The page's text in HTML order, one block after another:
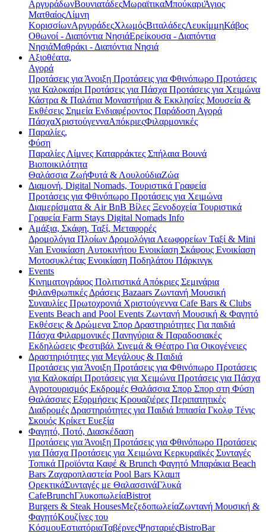
ΑργυράδωνΒουνιατάδεςΜωραϊτικαΜπούκαριΆγιος
ΜατθαίοςΛίμνη
ΚορισσίωνΑργυράδεςΧλωμόςΒιταλάδεςΛευκίμμηΚάβος
Οθωνοί - Διαπόντια ΝησιάΕρείκουσα - Διαπόντια
ΝησιάΜαθράκι - Διαπόντια Νησιά
Αξιοθέατα,
Αγορά
Προτάσεις για Άνοιξη Προτάσεις για Φθινόπωρο Προτάσεις
για Καλοκαίρι Προτάσεις για Πάσχα Προτάσεις για Χειμώνα
Κάστρα & Παλάτια Μοναστήρια & Εκκλησίες Μουσεία &
Εκθέσεις Σημεία Ενδιαφέροντος Παράδοση Αγορά
ΠάσχαΧριστούγενναΑπόκριεςΦιλαρμονικές
Παραλίες,
Φύση
Παραλίες Λίμνες Καταρράκτες Σπήλαια Βουνά
Βιοποικιλότητα
Θαλάσσια ΖωήΦυτά & ΛουλούδιαΖώα
Διαμονή, Digital Nomads, Τουριστικά Γραφεία
Προτάσεις για Φθινόπωρο Προτάσεις για Χειμώνα
Διαμερίσματα & Air BnB Βίλες Ξενοδοχεία Τουριστικά
Γραφεία Farm Stays Digital Nomads Info
Αμάξια, Σκάφη, Ταξί, Μεταφορές
Δρομολόγια Πλοίων Δρομολόγια Λεωφορείων Ταξί & Μini
Van Ενοικίαση Aυτοκινήτου Ενοικίαση Σκάφους Ενοικίαση
Μοτοσυκλέτας Ενοικίαση Ποδηλάτου Πάρκινγκ
Events
Κινηματογράφος Πολιτιστικά Απόκριες Σεμινάρια
Φιλανθρωπικές Δράσεις Bazaars Ζωντανή Μουσική
Συναυλίες Πρωτοχρονιά Χριστούγεννα Cafe Bars & Clubs
Events Beach and Pool Events Ζωντανή Μουσική & Φαγητό
Εκθέσεις & Δρώμενα Σπορ Δραστηριότητες Για παιδιά
Πάσχα Φιλαρμονικές Πανηγύρια & Παραδοσιακές
Εκδηλώσεις Φεστιβάλ Σινεμά & Θέατρο Για Οικογένειες
Δραστηριότητες για Μεγάλους & Παιδιά
Προτάσεις για Άνοιξη Προτάσεις για Φθινόπωρο Προτάσεις
για Καλοκαίρι Προτάσεις για Χειμώνα Προτάσεις για Πάσχα
Αγροτουρισμός Εκδρομές Θαλάσσια Σπορ Σπορ στη Φύση
Θαλάσσιες Εξορμήσεις Κρουαζιέρες Περιπατητικές
Διαδρομές Δραστηριότητες για Παιδιά Ιππασία Γκολφ Τένις
Σκουός Κρίκετ Ευεξία
Φαγητό, Ποτό, Διασκέδαση
Προτάσεις για Άνοιξη Προτάσεις για Φθινόπωρο Προτάσεις
για Πάσχα Προτάσεις για Χειμώνα Κερκυραϊκές Συνταγές
Τοπικά Προϊόντα Καφέ & Brunch Φαγητό Μπαράκια Beach
Bars Ζαχαροπλαστεία Pool Bars Κλαμπ
ΟρεκτικάΣυνταγές με ΘαλασσινάΓλυκά
CafeBrunchΓλυκοπωλείαBistrot
Burgers & Steak HousesΜεζεδοπωλείαΖωντανή Μουσική &
ΦαγητόΚουζίνες του
ΚόσμουΕστιατόριαΤαβέρνεςΨησταριέςBistroBar